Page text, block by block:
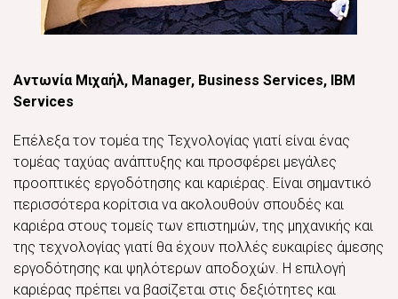
Αντωνία Μιχαήλ, Manager, Business Services, IBM
Services
Επέλεξα τον τομέα της Τεχνολογίας γιατί είναι ένας
τομέας ταχύας ανάπτυξης και προσφέρει μεγάλες
προοπτικές εργοδότησης και καριέρας. Είναι σημαντικό
περισσότερα κορίτσια να ακολουθούν σπουδές και
καριέρα στους τομείς των επιστημών, της μηχανικής και
της τεχνολογίας γιατί θα έχουν πολλές ευκαιρίες άμεσης
εργοδότησης και ψηλότερων αποδοχών. Η επιλογή
καριέρας πρέπει να βασίζεται στις δεξιότητες και